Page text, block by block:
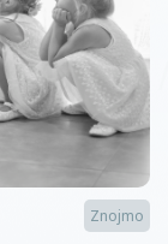
Znojmo